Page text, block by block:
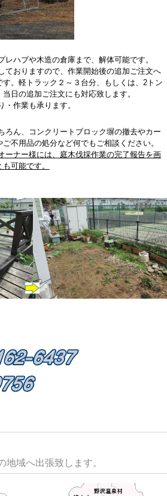
レハブや木造の倉庫まで、解体可能です。
ておりますので、作業開始後の追加ご注文へ
。軽トラック２～３台分、もしくは、2トン
日の追加ご注文にも対応致します。
作業も承ります。
ろん、コンクリートブロック塀の撤去やカー
不用品の処分など何でもご相談ください。
ーナー様には、庭木伐採作業の完了報告を画
可能です。
地域へ出張致します。